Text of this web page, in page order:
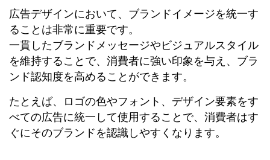
広告デザインにおいて、ブランドイメージを統一す
ることは非常に重要です。
一貫したブランドメッセージやビジュアルスタイル
を維持することで、消費者に強い印象を与え、ブラ
ンド認知度を高めることができます。
たとえば、ロゴの色やフォント、デザイン要素をす
べての広告に統一して使用することで、消費者はす
ぐにそのブランドを認識しやすくなります。